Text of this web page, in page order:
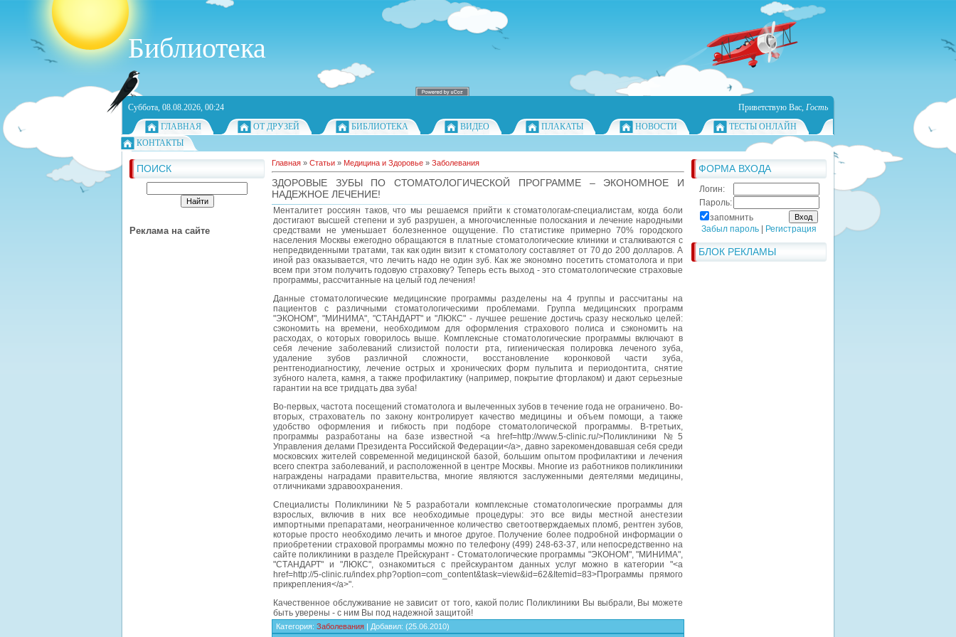
Библиотека
Суббота, 08.08.2026, 00:24 Приветствую Вас, Гость
ГЛАВНАЯ
ОТ ДРУЗЕЙ БИБЛИОТЕКА ВИДЕО ПЛАКАТЫ НОВОСТИ
ТЕСТЫ ОНЛАЙН
КОНТАКТЫ
ПОИСК
Реклама на сайте
ФОРМА ВХОДА
Логин:
Пароль:
запомнить
Забыл пароль
Регистрация
БЛОК РЕКЛАМЫ
Главная » Статьи » Медицина и Здоровье » Заболевания
ЗДОРОВЫЕ ЗУБЫ ПО СТОМАТОЛОГИЧЕСКОЙ ПРОГРАММЕ – ЭКОНОМНОЕ И
НАДЕЖНОЕ ЛЕЧЕНИЕ!
Менталитет россиян таков, что мы решаемся прийти к стоматологам-специалистам, когда боли
достигают высшей степени и зуб разрушен, а многочисленные полоскания и лечение народными
средствами не уменьшает болезненное ощущение. По статистике примерно 70% городского
населения Москвы ежегодно обращаются в платные стоматологические клиники и сталкиваются с
непредвиденными тратами, так как один визит к стоматологу составляет от 70 до 200 долларов. А
иной раз оказывается, что лечить надо не один зуб. Как же экономно посетить стоматолога и при
всем при этом получить годовую страховку? Теперь есть выход - это стоматологические страховые
программы, рассчитанные на целый год лечения!
Данные стоматологические медицинские программы разделены на 4 группы и рассчитаны на
пациентов с различными стоматологическими проблемами. Группа медицинских программ
"ЭКОНОМ", "МИНИМА", "СТАНДАРТ" и "ЛЮКС" - лучшее решение достичь сразу несколько целей:
сэкономить на времени, необходимом для оформления страхового полиса и сэкономить на
расходах, о которых говорилось выше. Комплексные стоматологические программы включают в
себя лечение заболеваний слизистой полости рта, гигиеническая полировка леченого зуба,
удаление зубов различной сложности, восстановление коронковой части зуба,
рентгенодиагностику, лечение острых и хронических форм пульпита и периодонтита, снятие
зубного налета, камня, а также профилактику (например, покрытие фторлаком) и дают серьезные
гарантии на все тридцать два зуба!
Во-первых, частота посещений стоматолога и вылеченных зубов в течение года не ограничено. Во-
вторых, страхователь по закону контролирует качество медицины и объем помощи, а также
удобство оформления и гибкость при подборе стоматологической программы. В-третьих,
программы разработаны на базе известной <a href=http://www.5-clinic.ru/>Поликлиники №5
Управления делами Президента Российской Федерации</a>, давно зарекомендовавшая себя среди
московских жителей современной медицинской базой, большим опытом профилактики и лечения
всего спектра заболеваний, и расположенной в центре Москвы. Многие из работников поликлиники
награждены наградами правительства, многие являются заслуженными деятелями медицины,
отличниками здравоохранения.
Специалисты Поликлиники №5 разработали комплексные стоматологические программы для
взрослых, включив в них все необходимые процедуры: это все виды местной анестезии
импортными препаратами, неограниченное количество светоотверждаемых пломб, рентген зубов,
которые просто необходимо лечить и многое другое. Получение более подробной информации о
приобретении страховой программы можно по телефону (499) 248-63-37, или непосредственно на
сайте поликлиники в разделе Прейскурант - Стоматологические программы "ЭКОНОМ", "МИНИМА",
"СТАНДАРТ" и "ЛЮКС", ознакомиться с прейскурантом данных услуг можно в категории "<a
href=http://5-clinic.ru/index.php?option=com_content&task=view&id=62&Itemid=83>Программы прямого
прикрепления</a>".
Качественное обслуживание не зависит от того, какой полис Поликлиники Вы выбрали, Вы можете
быть уверены - с ним Вы под надежной защитой!
Категория: Заболевания | Добавил: (25.06.2010)